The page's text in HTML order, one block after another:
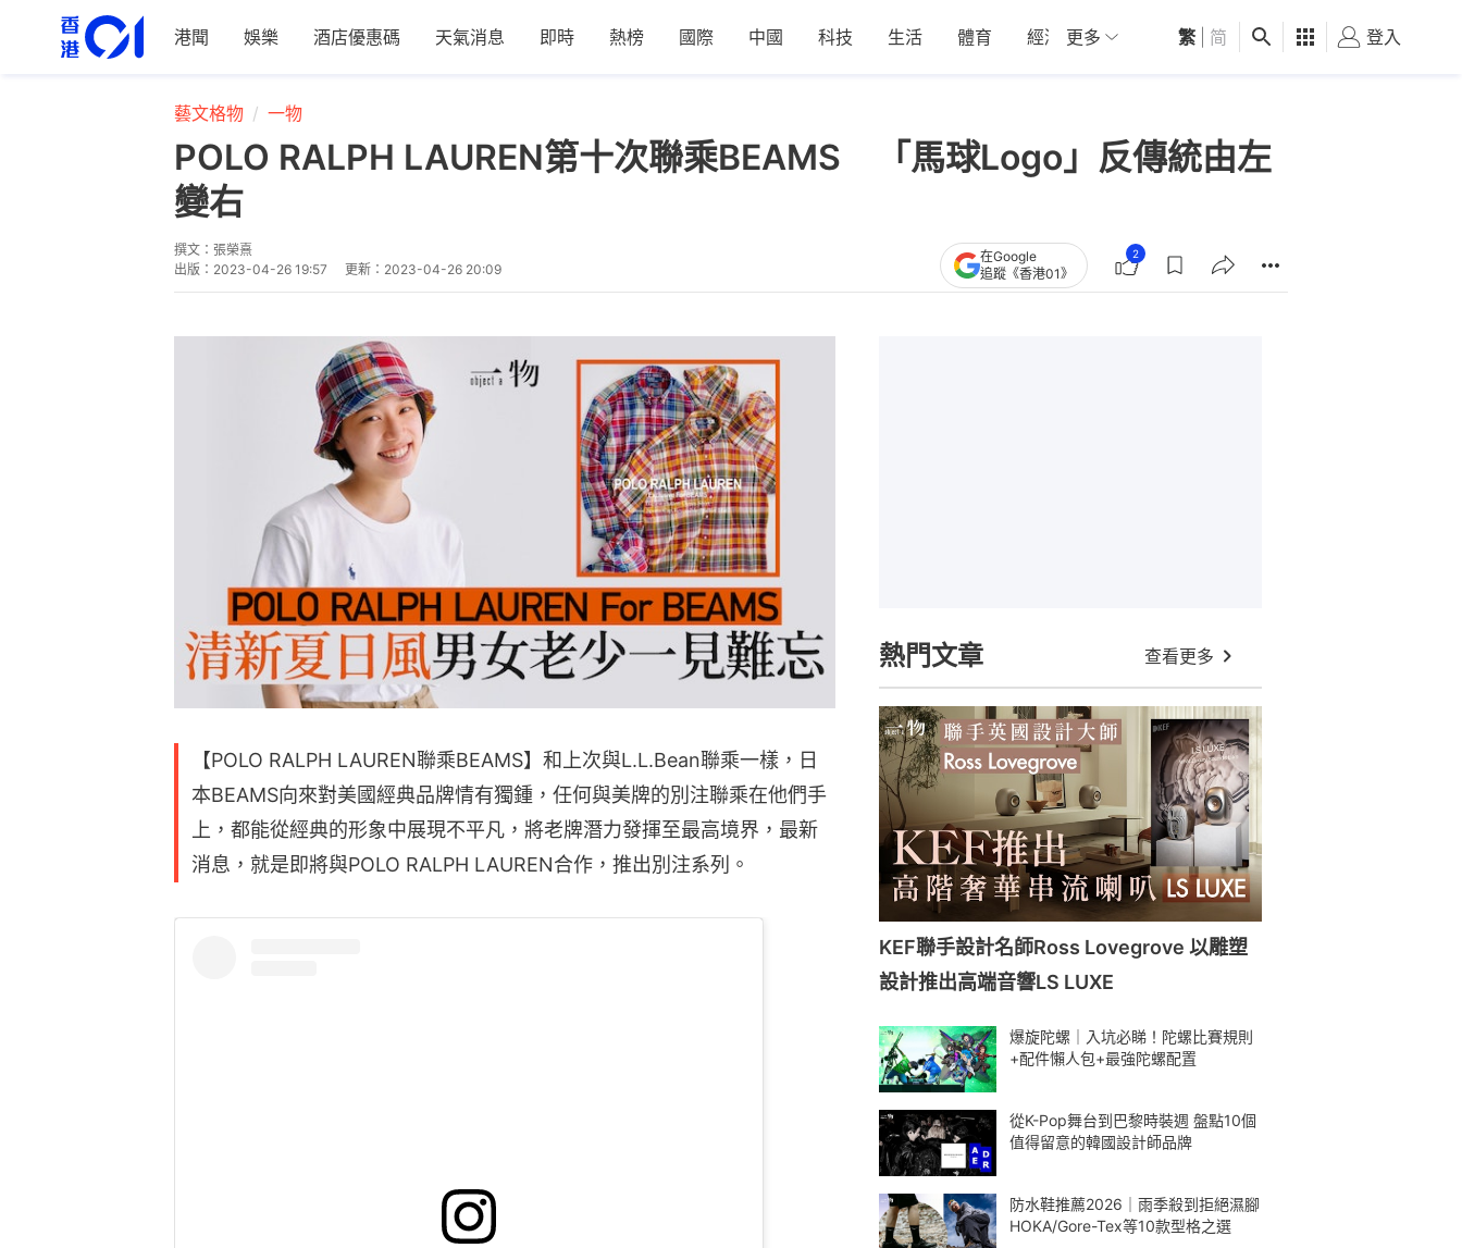
港聞 娛樂 酒店優惠碼 天氣消息 即時 熱榜 國際 中國 科技 生活 體育 經濟 01深圳 觀點 健康 好食玩飛
更多 繁 简 登入
藝文格物 一物
POLO RALPH LAUREN第十次聯乘BEAMS 「馬球Logo」反傳統由左
變右
撰文： 張榮熹
出版： 2023-04-26 19:57 更新： 2023-04-26 20:09
在Google
追蹤《香港01》
2
【POLO RALPH LAUREN聯乘BEAMS】和上次與L.L.Bean聯乘一樣，日
本BEAMS向來對美國經典品牌情有獨鍾，任何與美牌的別注聯乘在他們手
上，都能從經典的形象中展現不平凡，將老牌潛力發揮至最高境界，最新
消息，就是即將與POLO RALPH LAUREN合作，推出別注系列。
熱門文章 查看更多
KEF聯手設計名師Ross Lovegrove 以雕塑
設計推出高端音響LS LUXE
爆旋陀螺｜入坑必睇！陀螺比賽規則
+配件懶人包+最強陀螺配置
從K-Pop舞台到巴黎時裝週 盤點10個
值得留意的韓國設計師品牌
防水鞋推薦2026｜雨季殺到拒絕濕腳
HOKA/Gore-Tex等10款型格之選